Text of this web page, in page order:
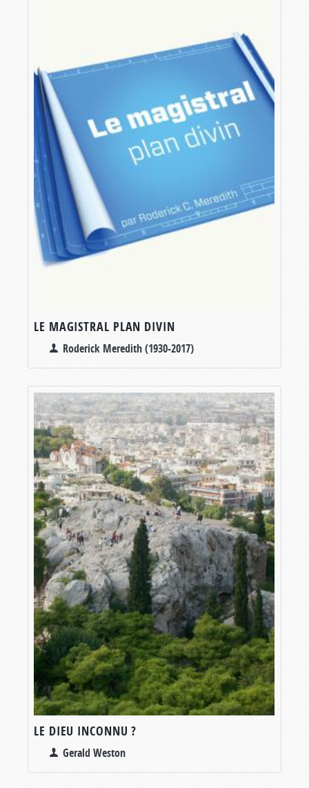
LE MAGISTRAL PLAN DIVIN
Roderick Meredith (1930-2017)
LE DIEU INCONNU ?
Gerald Weston